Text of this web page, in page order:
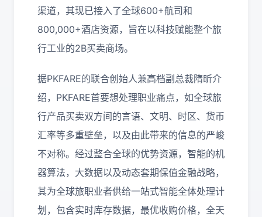
渠道，其现已接入了全球600+航司和
800,000+酒店资源，旨在以科技赋能整个旅
行工业的2B买卖商场。
据PKFARE的联合创始人兼高档副总裁隋昕介
绍，PKFARE首要想处理职业痛点，如全球旅
行产品买卖双方间的言语、文明、时区、货币
汇率等多重壁垒，以及由此带来的信息的严峻
不对称。经过整合全球的优势资源，智能的机
器算法，大数据以及动态套期保值金融战略，
其为全球旅职业者供给一站式智能全体处理计
划，包含实时库存数据，最优收购价格，全天